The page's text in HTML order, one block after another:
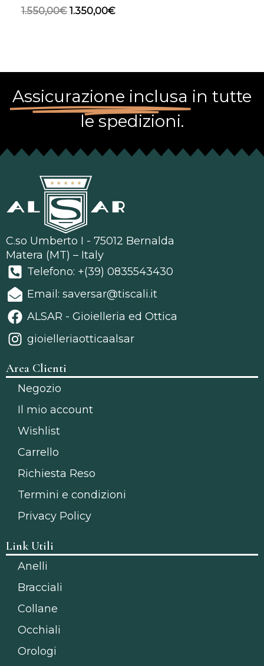
1.550,00€ 1.350,00€
Assicurazione inclusa in tutte
le spedizioni.
C.so Umberto I - 75012 Bernalda
Matera (MT) – Italy
Telefono: +(39) 0835543430
Email: saversar@tiscali.it
ALSAR - Gioielleria ed Ottica
gioielleriaotticaalsar
Area Clienti
Negozio
Il mio account
Wishlist
Carrello
Richiesta Reso
Termini e condizioni
Privacy Policy
Link Utili
Anelli
Bracciali
Collane
Occhiali
Orologi